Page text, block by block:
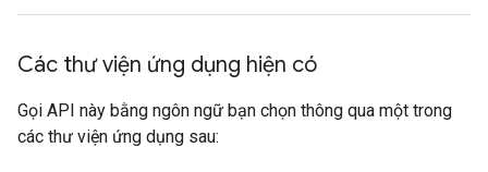
Các thư viện ứng dụng hiện có
Gọi API này bằng ngôn ngữ bạn chọn thông qua một trong
các thư viện ứng dụng sau: